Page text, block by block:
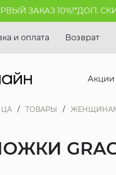
ЗАКАЗ 10%!*ДОП.
и оплата Возврат
Акции
ТОВАРЫ